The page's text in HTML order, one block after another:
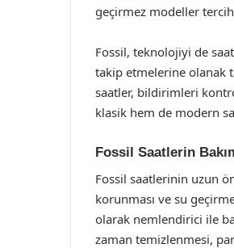
geçirmez modeller
Fossil, teknolojiyi de
takip etmelerine olanak
saatler, bildirimleri
klasik hem de modern
Fossil Saatlerin
Fossil saatlerinin uzun
korunması ve su
olarak nemlendirici ile
zaman temizlenmesi,